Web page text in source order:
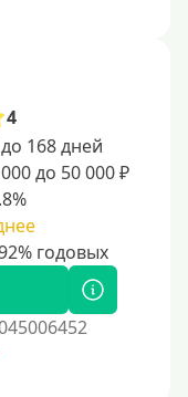
с 18 лет.
4
168 дней
до 50 000 ₽